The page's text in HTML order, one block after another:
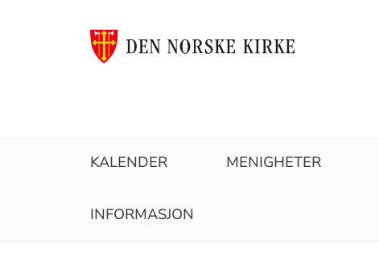
KALENDER MENIGHETER
INFORMASJON